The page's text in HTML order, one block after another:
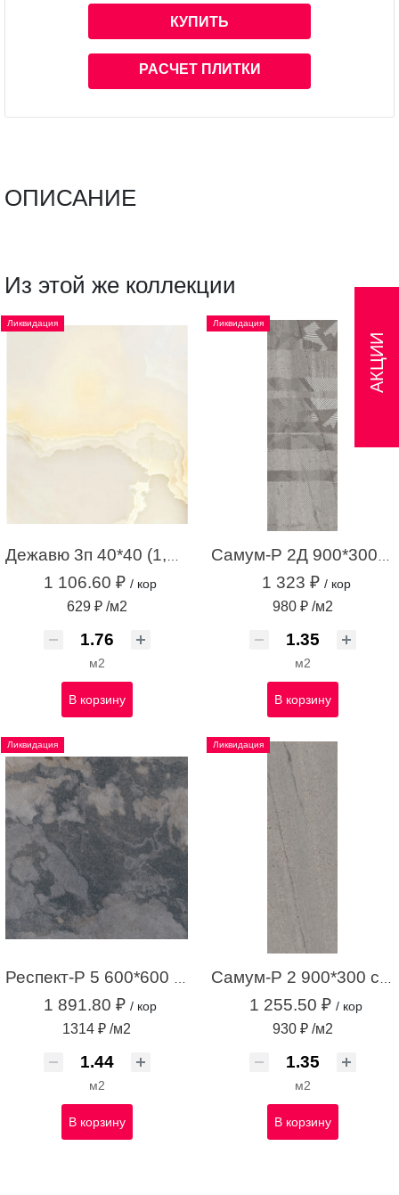
КУПИТЬ
РАСЧЕТ ПЛИТКИ
ОПИСАНИЕ
Из этой же коллекции
Ликвидация
Дежавю 3п 40*40 (1,76м.кв.)
1 106.60 ₽ / кор
629 ₽ /м2
м2
В корзину
Ликвидация
Самум-Р 2Д 900*300 серый (1,35 м.кв.)
1 323 ₽ / кор
980 ₽ /м2
м2
В корзину
Ликвидация
1 891.80 ₽ / кор
1314 ₽ /м2
м2
В корзину
Ликвидация
1 255.50 ₽ / кор
930 ₽ /м2
м2
В корзину
АКЦИИ